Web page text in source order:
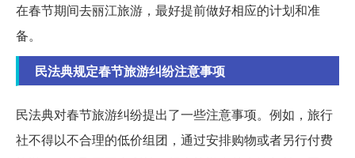
在春节期间去丽江旅游，最好提前做好相应的计划和准
备。
民法典规定春节旅游纠纷注意事项
民法典对春节旅游纠纷提出了一些注意事项。例如，旅行
社不得以不合理的低价组团，通过安排购物或者另行付费